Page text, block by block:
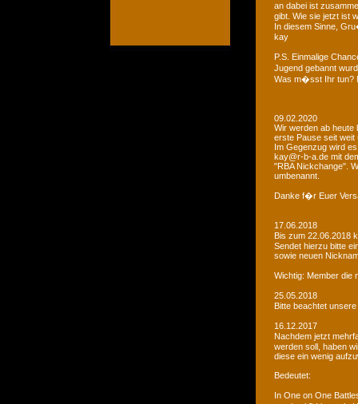
an dabei ist
gibt. Wie sie jetzt ist
In diesem Sinne,
kay
P.S. Einmalige
Jugend gebannt
Was m�sst Ihr tun?
09.02.2020
Wir werden ab heute
erste Pause seit weit
Im Gegenzug wird
kay@r-b-a.de mit
"RBA Nickchange".
umbenannt.
Danke f�r Euer
17.06.2018
Bis zum 22.06.2018
Sendet hierzu bitte
sowie neuen
Wichtig: Member
25.05.2018
Bitte beachtet
16.12.2017
Nachdem jetzt
werden soll, haben
diese ein wenig
Bedeutet:
In One on One